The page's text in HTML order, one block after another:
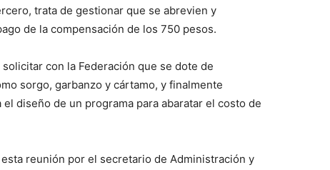
trata de gestionar que se abrevien y
de la compensación de los 750 pesos.
con la Federación que se dote de
sorgo, garbanzo y cártamo, y finalmente
diseño de un programa para abaratar el costo de
reunión por el secretario de Administración y